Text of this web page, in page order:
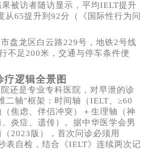
被访者随访显示，平均IELT提升
从65提升到92分（《国际性行为问
盘龙区白云路229号，地铁2号线
不足200米，交通与停车条件便
疗逻辑全景图
还是专业专科医院，对早泄的诊
二轴"框架：时间轴（IELT、≥60
焦虑、伴侣冲突）＋生理轴（神
炎症、遗传）。据中华医学会男
2023版），首次问诊必须用
表自检，结合《IELT》连续两次记